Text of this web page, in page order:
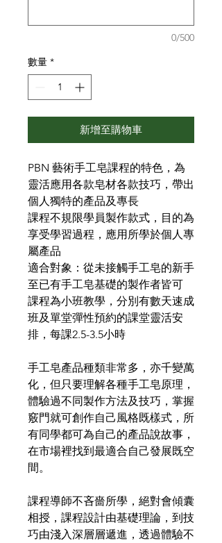
0/500
數量 *
新增至購物車
PBN 藝術手工皂課程的特色，為
靈活應用各款皂材各款技巧，帶出
個人獨特的產品及專長
課程不規限學員製作款式，目的為
享受學習過程，應用所學於個人專
屬產品
適合對象：從未接觸手工皂的新手
至已有手工皂基礎的製作者皆可
課程為小班教學，分別有數天速成
班及單堂彈性預約的課堂靈活安
排，每課2.5-3.5小時
手工皂產品種類非常多，亦千變萬
化，但只要理解各種手工皂原理，
體驗過不同製作方法及技巧，掌握
竅門就可創作自己風格既樣式，所
有同學都可為自己的產品說故事，
在市場裡找到最適合自己發展既空
間。
​課程導師不吝嗇所學，絕對會傾囊
相授，課程設計由基礎理論，到技
巧由淺入深層層遞進，透過體驗不